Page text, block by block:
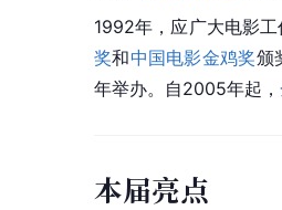
1992年，应广大电影
奖和中国电影金鸡奖颁
年举办。自2005年起，
本届亮点